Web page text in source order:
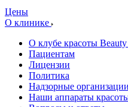
Цены
О клинике
О клубе красоты
Пациентам
Лицензии
Политика
Надзорные организации
Наши аппараты